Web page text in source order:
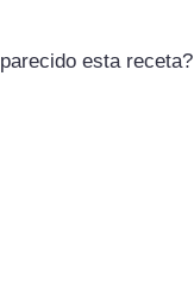
esta receta?